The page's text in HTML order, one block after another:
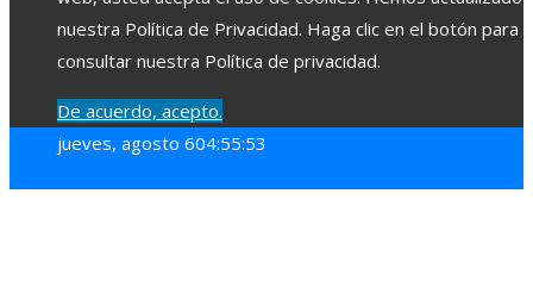
nuestra Política de Privacidad. Haga clic en el botón para
consultar nuestra Política de privacidad.
De acuerdo, acepto.
jueves, agosto 604:55:55